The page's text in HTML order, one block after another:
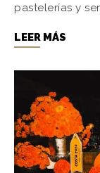
pastelerías y
LEER MÁS